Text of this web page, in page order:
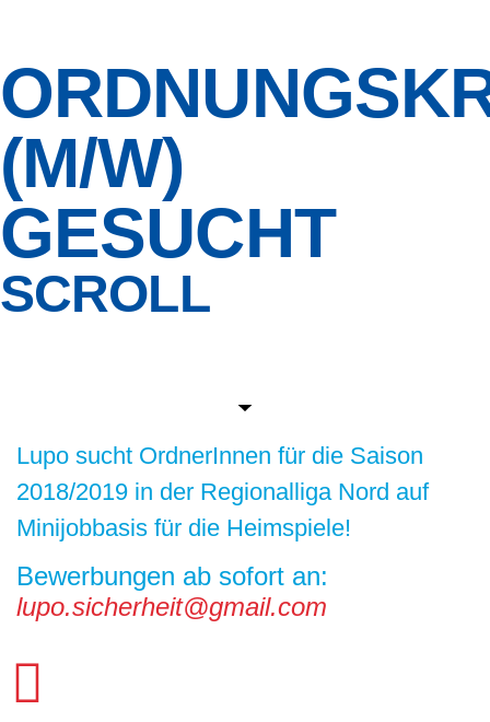
(M/W)
GESUCHT
SCROLL
Lupo sucht OrdnerInnen für die Saison
2018/2019 in der Regionalliga Nord auf
Minijobbasis für die Heimspiele!
Bewerbungen ab sofort an:
lupo.sicherheit@gmail.com